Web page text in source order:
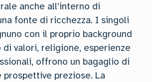
anche all’interno di
fonte di ricchezza. I singoli
con il proprio background
valori, religione, esperienze
offrono un bagaglio di
prospettive preziose. La